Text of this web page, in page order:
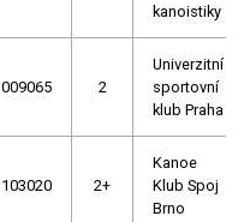
kanoistiky
009065 2
Univerzitní
sportovní
klub Praha
103020 2+
Kanoe
Klub Spoj
Brno